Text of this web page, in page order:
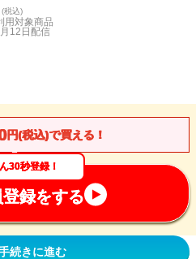
(税込)
用対象商品
12日 配信
円(税込)で買える！
30秒登録！
録をする
続きに進む